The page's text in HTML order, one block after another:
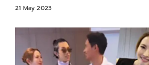
21 May 2023